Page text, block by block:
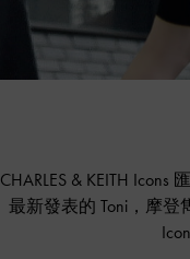
CHARLES & KEITH
最新發表的 Toni，摩